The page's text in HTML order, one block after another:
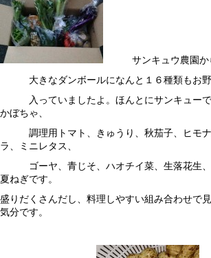
サンキュウ農園から
大きなダンボールになんと１６種類もお
入っていましたよ。ほんとにサンキュー
かぼちゃ、
調理用トマト、きゅうり、秋茄子、ヒモナ
ラ、ミニレタス、
ゴーヤ、青じそ、ハオチイ菜、生落花生、
夏ねぎです。
盛りだくさんだし、料理しやすい組み合わせで
気分です。